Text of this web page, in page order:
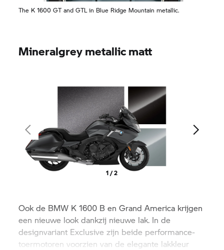
The K 1600 GTand GTL in Blue Ridge Mountain metallic.
Mineralgrey metallic matt
1 / 2
Ook de BMW K 1600 B en Grand America krijgen
een nieuwe look dankzij nieuwe lak. In de
designvariant Exclusive zijn beide performance-
toermotoren voorzien van de elegante lakkleur